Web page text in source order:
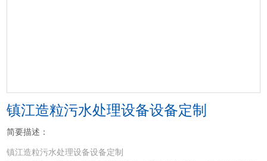
镇江造粒污水处理设备设备定制
简要描述：
镇江造粒污水处理设备设备定制